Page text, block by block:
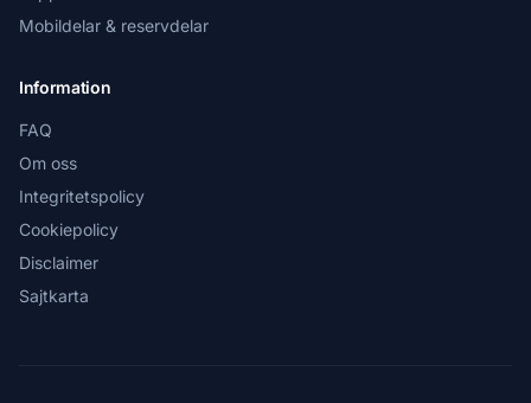
Mobildelar & reservdelar
Information
FAQ
Om oss
Integritetspolicy
Cookiepolicy
Disclaimer
Sajtkarta